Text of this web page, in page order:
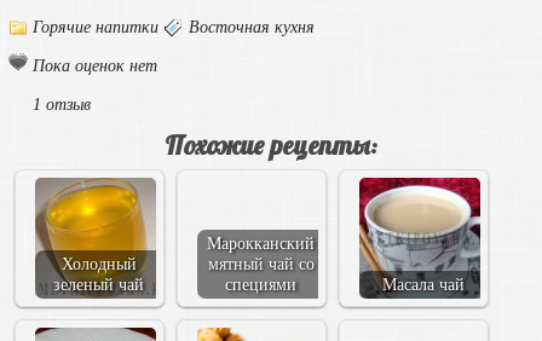
Горячие напитки Восточная кухня
Пока оценок нет
1 отзыв
Похожие рецепты:
Холодный
зеленый чай
Марокканский
мятный чай со
специями
Масала чай